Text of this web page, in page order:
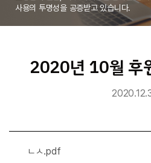
사용의 투명성을 공증받고 있습니다.
2020년 10월 후
ㄴㅅ.pdf